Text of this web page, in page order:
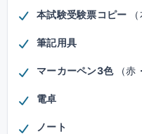
本試験受験票コピー
筆記用具
マーカーペン3色 （赤
電卓
ノート